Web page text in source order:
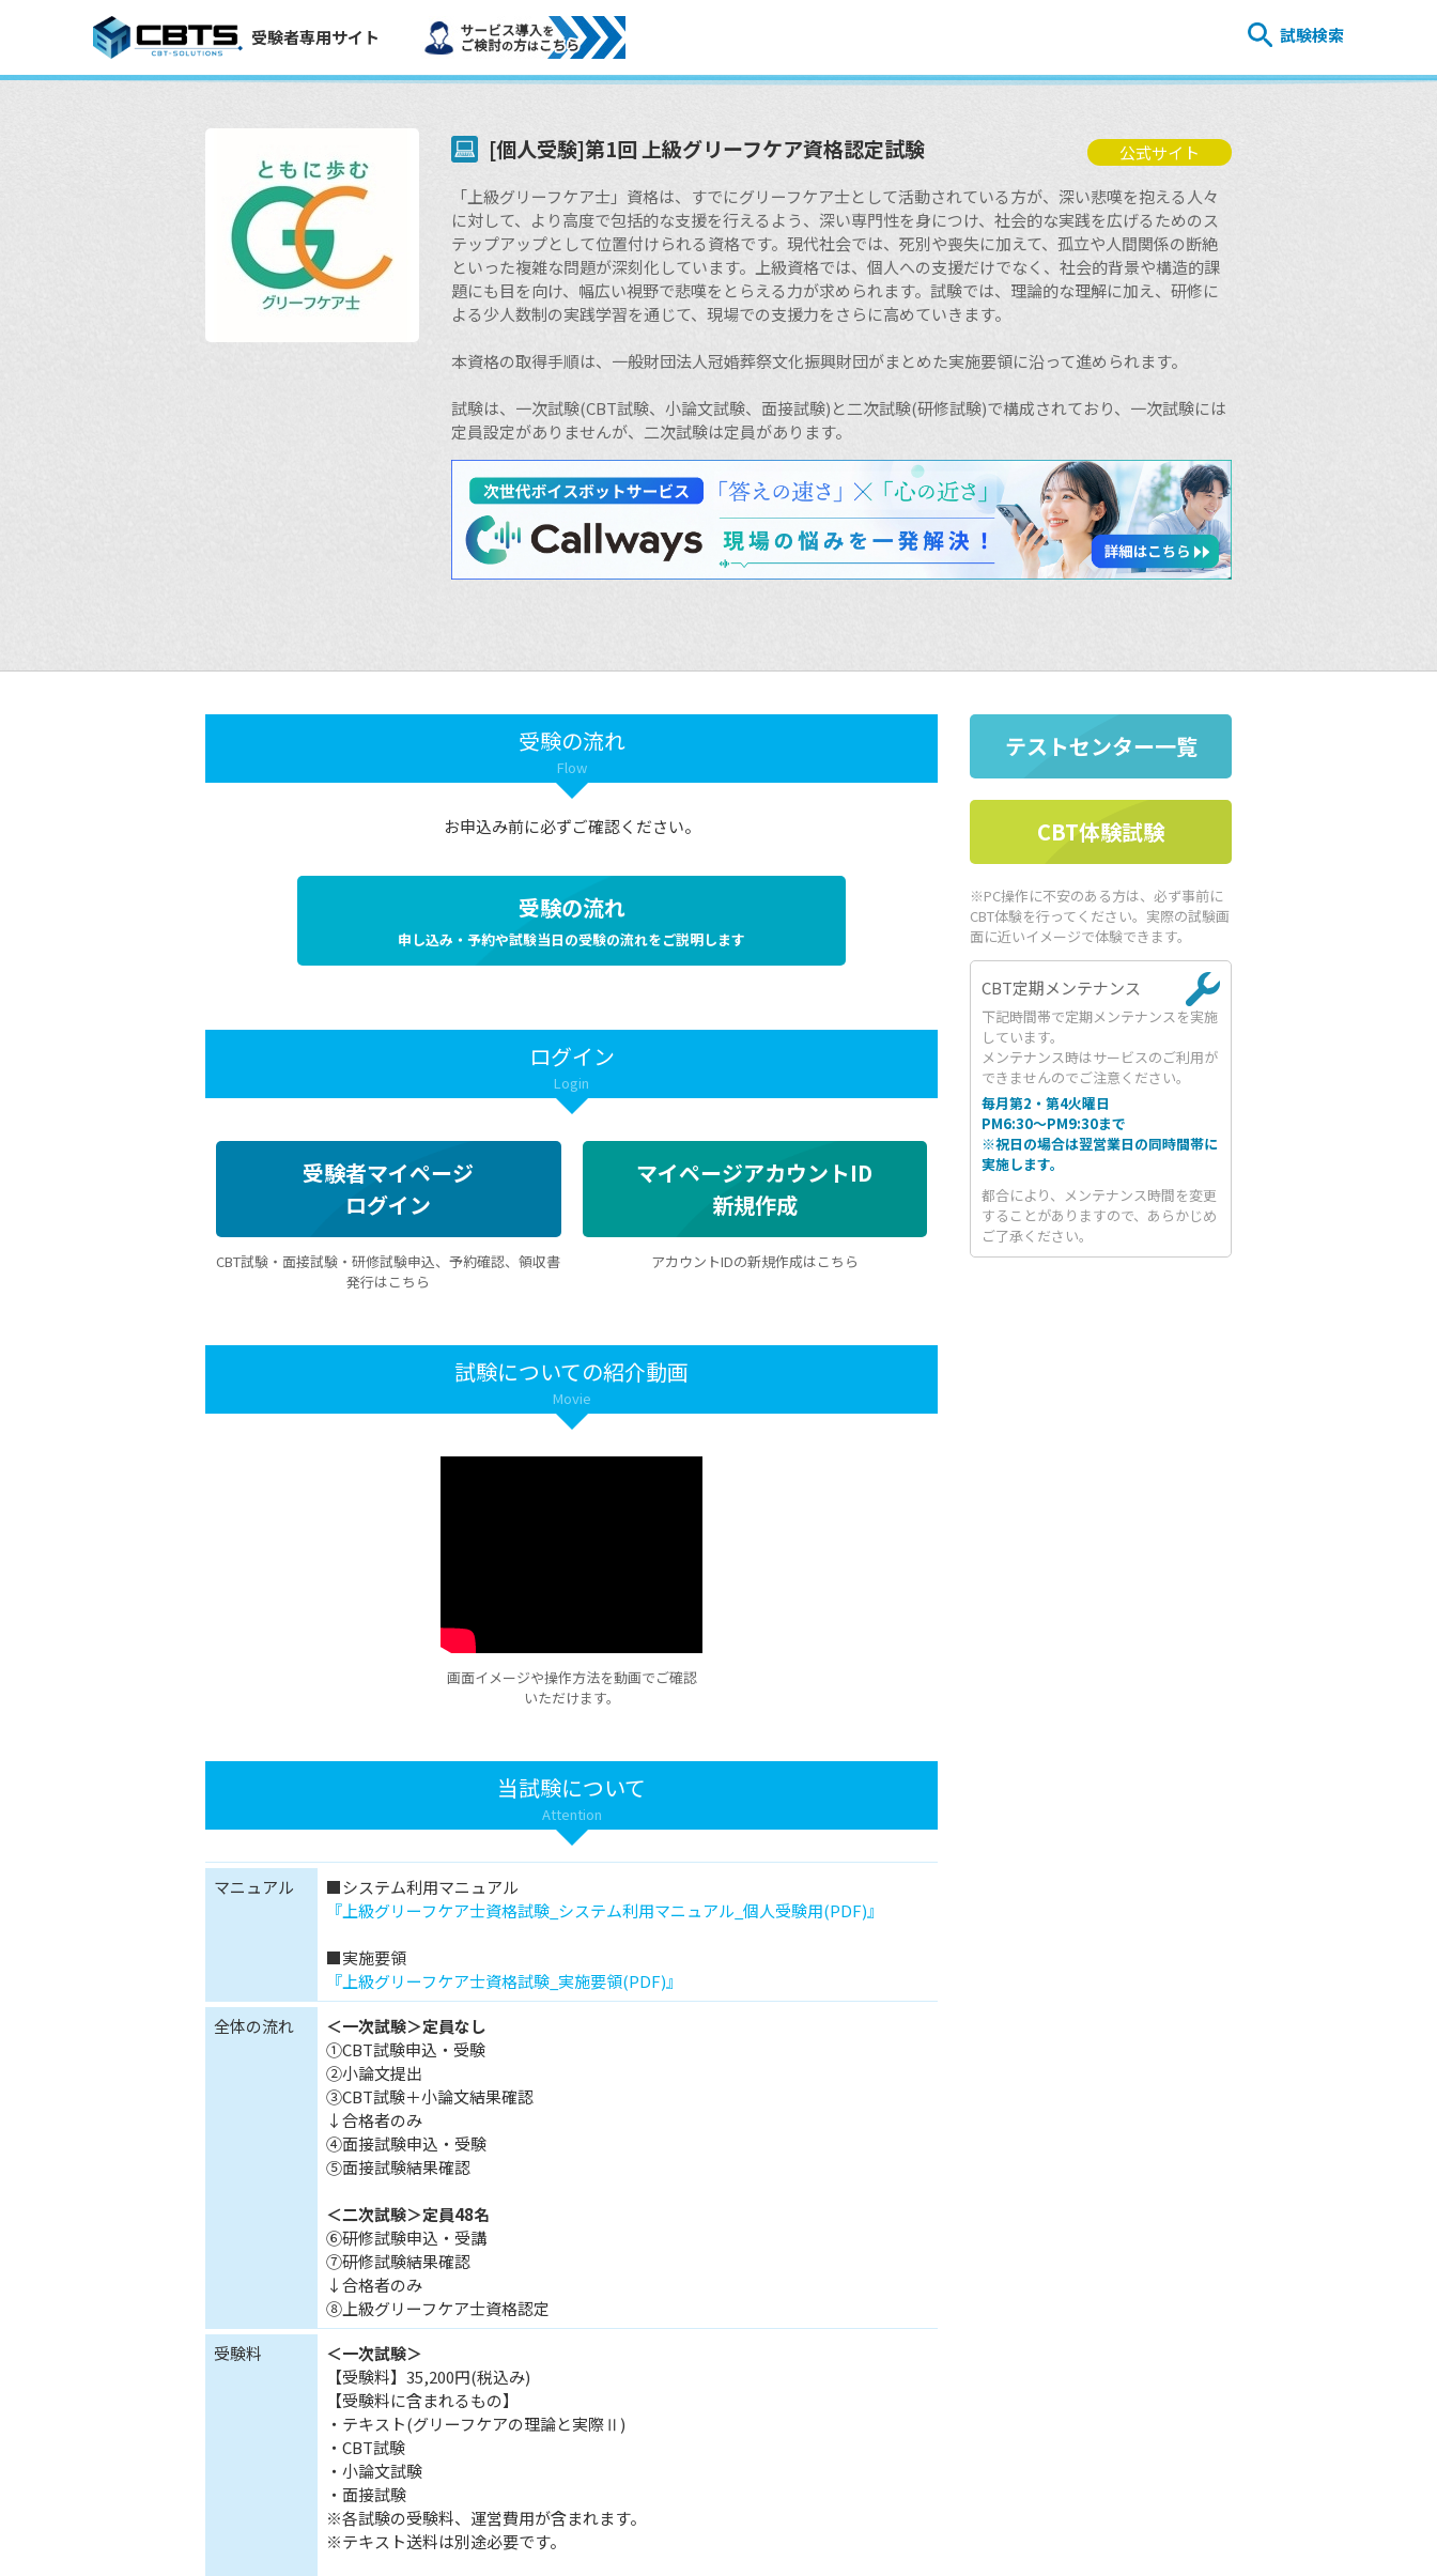
受験者専用サイト 試験検索
公式サイト
[個人受験]第1回 上級グリーフケア資格認定試験
「上級グリーフケア士」資格は、すでにグリーフケア士として活動されている方が、深い悲嘆を抱える人々
に対して、より高度で包括的な支援を行えるよう、深い専門性を身につけ、社会的な実践を広げるためのス
テップアップとして位置付けられる資格です。現代社会では、死別や喪失に加えて、孤立や人間関係の断絶
といった複雑な問題が深刻化しています。上級資格では、個人への支援だけでなく、社会的背景や構造的課
題にも目を向け、幅広い視野で悲嘆をとらえる力が求められます。試験では、理論的な理解に加え、研修に
よる少人数制の実践学習を通じて、現場での支援力をさらに高めていきます。
本資格の取得手順は、一般財団法人冠婚葬祭文化振興財団がまとめた実施要領に沿って進められます。
試験は、一次試験(CBT試験、小論文試験、面接試験)と二次試験(研修試験)で構成されており、一次試験には
定員設定がありませんが、二次試験は定員があります。
受験の流れ
Flow
お申込み前に必ずご確認ください。
受験の流れ
申し込み・予約や試験当日の受験の流れをご説明します
ログイン
Login
受験者マイページ
ログイン
CBT試験・面接試験・研修試験申込、予約確認、領収書
発行はこちら
マイページアカウントID
新規作成
アカウントIDの新規作成はこちら
試験についての紹介動画
Movie
画面イメージや操作方法を動画でご確認
いただけます。
当試験について
Attention
マニュアル
■システム利用マニュアル
『上級グリーフケア士資格試験_システム利用マニュアル_個人受験用(PDF)』
■実施要領
『上級グリーフケア士資格試験_実施要領(PDF)』
全体の流れ
＜一次試験＞定員なし
①CBT試験申込・受験
②小論文提出
③CBT試験＋小論文結果確認
↓合格者のみ
④面接試験申込・受験
⑤面接試験結果確認
＜二次試験＞定員48名
⑥研修試験申込・受講
⑦研修試験結果確認
↓合格者のみ
⑧上級グリーフケア士資格認定
受験料
＜一次試験＞
【受験料】35,200円(税込み)
【受験料に含まれるもの】
・テキスト(グリーフケアの理論と実際Ⅱ)
・CBT試験
・小論文試験
・面接試験
※各試験の受験料、運営費用が含まれます。
※テキスト送料は別途必要です。
テストセンター一覧
CBT体験試験
※PC操作に不安のある方は、必ず事前に
CBT体験を行ってください。実際の試験画
面に近いイメージで体験できます。
CBT定期メンテナンス
下記時間帯で定期メンテナンスを実施
しています。
メンテナンス時はサービスのご利用が
できませんのでご注意ください。
毎月第2・第4火曜日
PM6:30～PM9:30まで
※祝日の場合は翌営業日の同時間帯に
実施します。
都合により、メンテナンス時間を変更
することがありますので、あらかじめ
ご了承ください。